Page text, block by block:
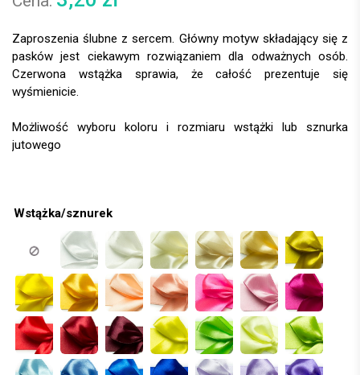
Zaproszenia ślubne z sercem. Główny motyw składający się z
pasków jest ciekawym rozwiązaniem dla odważnych osób.
Czerwona wstążka sprawia, że całość prezentuje się
wyśmienicie.
Wstążka/sznurek